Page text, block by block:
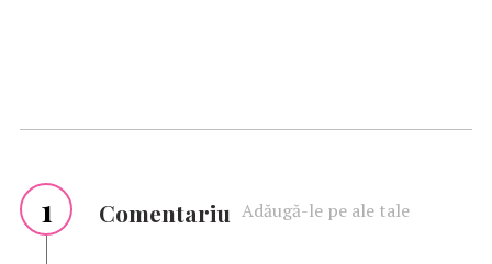
1 Comentariu Adăugă-le pe ale tale